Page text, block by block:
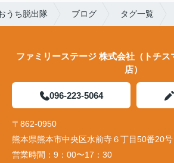
うち脱出隊 ブログ タグ一覧
ファミリーステージ 株式会社（トチ
店）
096-223-5064
〒862-0950
熊本県熊本市中央区水前寺６丁目50番20号
営業時間： 9：00〜17：30